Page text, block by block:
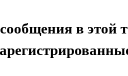
в этой